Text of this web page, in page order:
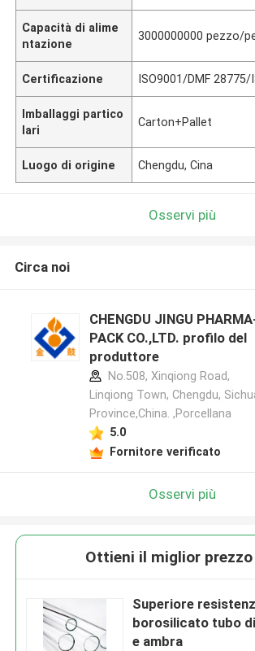
Capacità di alime
ntazione
3000000000 pezzo/
Certificazione ISO9001/DMF 28775/
Imballaggi partico
lari
Carton+Pallet
Luogo di origine Chengdu, Cina
Osservi più
Circa noi
CHENGDU JINGU
PACK CO.,LTD. profilo del
produttore
No.508, Xinqiong Road,
Linqiong Town, Chengdu,
Province,China. ,Porcellana
5.0
Fornitore verificato
Osservi più
Ottieni il miglior prezzo
Superiore
borosilicato tubo
e ambra